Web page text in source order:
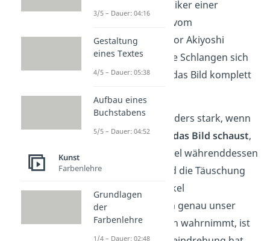
verblüffenden Klassiker einer
Bewegungsillusion vom
Psychologieprofessor Akiyoshi
Kitaoka scheinen die Schlangen sich
zu drehen, obwohl das Bild komplett
Der Effekt ist besonders stark, wenn
dunicht direkt auf das Bild schaust,
sondern zum Beispiel währenddessen
diesen Text liest und die Täuschung
aus dem Augenwinkel
betrachtest. Warum genau unser
Gehirn eine Rotation wahrnimmt, ist
3/5 – Dauer: 04:16
Gestaltung
eines Textes
4/5 – Dauer: 05:38
Aufbau eines
Buchstabens
5/5 – Dauer: 04:52
Kunst
Farbenlehre
Grundlagen
der
Farbenlehre
1/4 – Dauer: 02:48